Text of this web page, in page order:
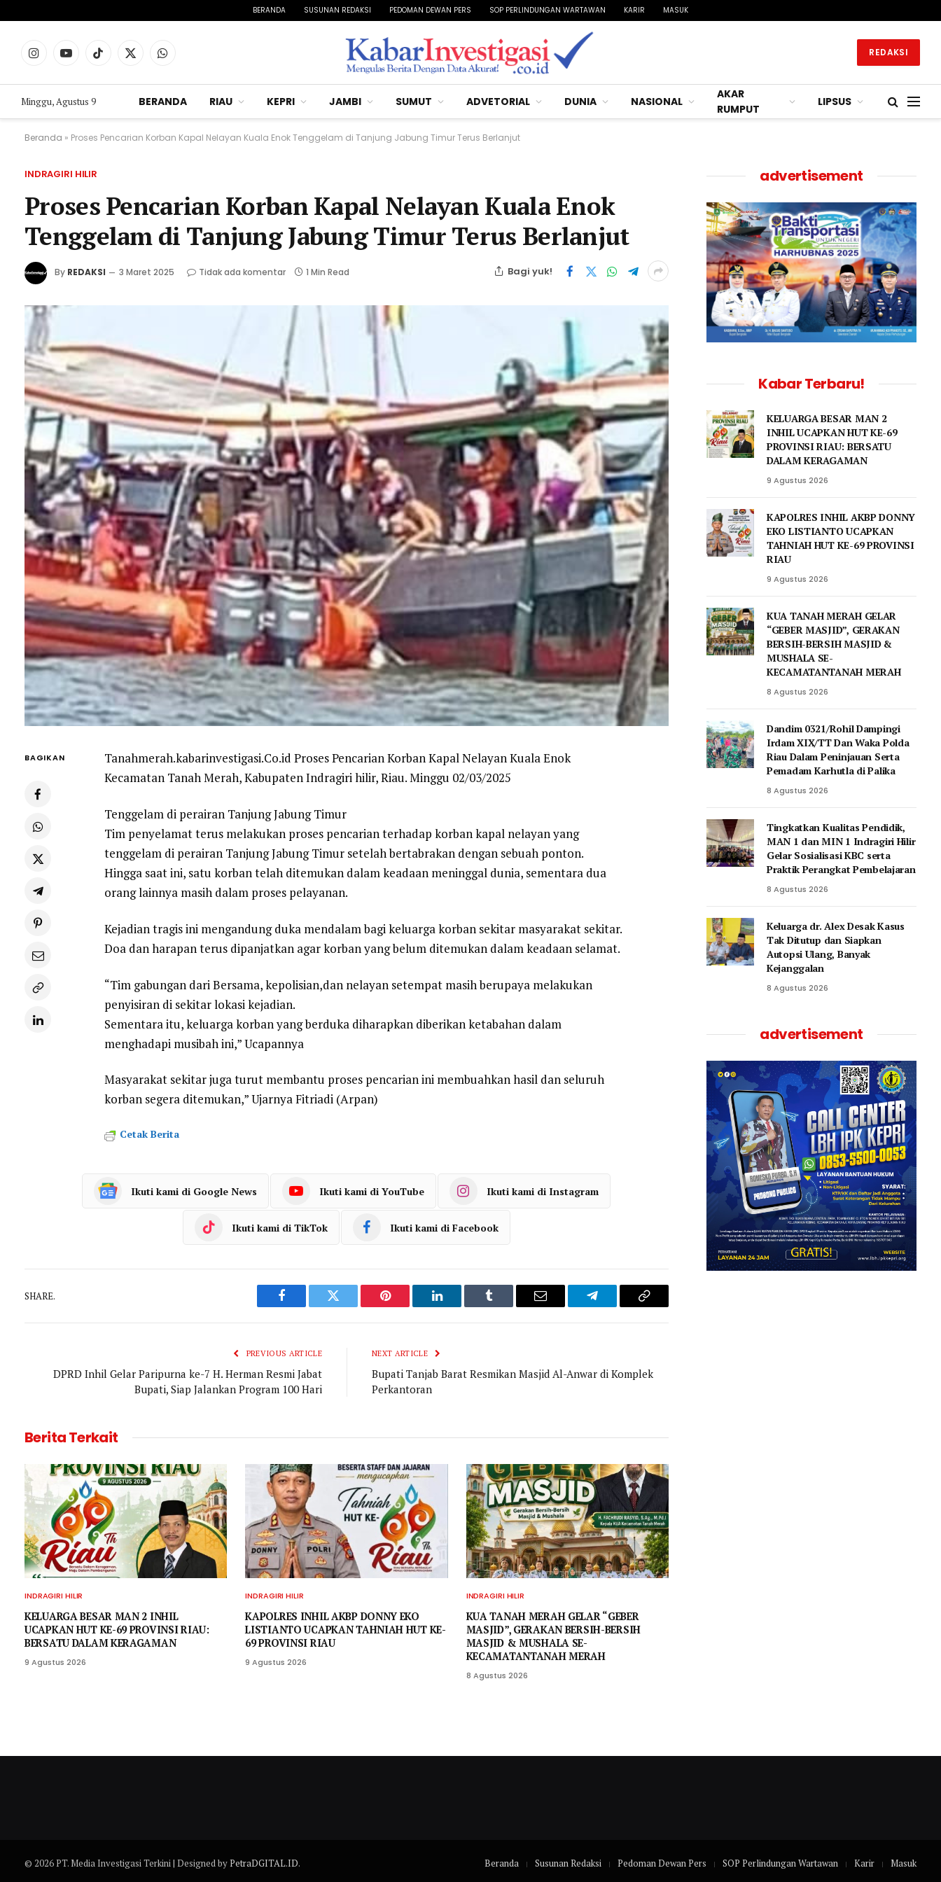
BERANDA SUSUNAN REDAKSI PEDOMAN DEWAN PERS SOP PERLINDUNGAN WARTAWAN KARIR MASUK
InstagramYouTubeTikTokX
WhatsApp REDAKSI
Minggu, Agustus 9 BERANDA RIAU KEPRI JAMBI SUMUT ADVETORIAL DUNIA NASIONAL
AKAR
RUMPUT
LIPSUS
Beranda » Proses Pencarian Korban Kapal Nelayan Kuala Enok Tenggelam di Tanjung Jabung Timur Terus Berlanjut
INDRAGIRI HILIR
Proses Pencarian Korban Kapal Nelayan Kuala Enok
Tenggelam di Tanjung Jabung Timur Terus Berlanjut
By REDAKSI 3 Maret 2025 Tidak ada komentar 1 Min Read Bagi yuk!
BAGIKAN
Tanahmerah.kabarinvestigasi.Co.id Proses Pencarian Korban Kapal Nelayan Kuala Enok
Kecamatan Tanah Merah, Kabupaten Indragiri hilir, Riau. Minggu 02/03/2025
Tenggelam di perairan Tanjung Jabung Timur
Tim penyelamat terus melakukan proses pencarian terhadap korban kapal nelayan yang
tenggelam di perairan Tanjung Jabung Timur setelah bertabrakan dengan sebuah ponton.
Hingga saat ini, satu korban telah ditemukan dalam keadaan meninggal dunia, sementara dua
orang lainnya masih dalam proses pelayanan.
Kejadian tragis ini mengandung duka mendalam bagi keluarga korban sekitar masyarakat sekitar.
Doa dan harapan terus dipanjatkan agar korban yang belum ditemukan dalam keadaan selamat.
“Tim gabungan dari Bersama, kepolisian,dan nelayan setempat masih berupaya melakukan
penyisiran di sekitar lokasi kejadian.
Sementara itu, keluarga korban yang berduka diharapkan diberikan ketabahan dalam
menghadapi musibah ini,” Ucapannya
Masyarakat sekitar juga turut membantu proses pencarian ini membuahkan hasil dan seluruh
korban segera ditemukan,” Ujarnya Fitriadi (Arpan)
Cetak Berita
Ikuti kami di Google News Ikuti kami di YouTube Ikuti kami di Instagram
Ikuti kami di TikTok Ikuti kami di Facebook
SHARE.
Facebook Twitter Pinterest LinkedIn Tumblr Email Telegram Copy
PREVIOUS ARTICLE
DPRD Inhil Gelar Paripurna ke-7 H. Herman Resmi Jabat
Bupati, Siap Jalankan Program 100 Hari
NEXT ARTICLE
Bupati Tanjab Barat Resmikan Masjid Al-Anwar di Komplek
Perkantoran
Berita Terkait
INDRAGIRI HILIR
KELUARGA BESAR MAN 2 INHIL
UCAPKAN HUT KE-69 PROVINSI RIAU:
BERSATU DALAM KERAGAMAN
9 Agustus 2026
INDRAGIRI HILIR
KAPOLRES INHIL AKBP DONNY EKO
LISTIANTO UCAPKAN TAHNIAH HUT KE-
69 PROVINSI RIAU
9 Agustus 2026
INDRAGIRI HILIR
KUA TANAH MERAH GELAR “GEBER
MASJID”, GERAKAN BERSIH-BERSIH
MASJID & MUSHALA SE-
KECAMATANTANAH MERAH
8 Agustus 2026
advertisement
Kabar Terbaru!
KELUARGA BESAR MAN 2
INHIL UCAPKAN HUT KE-69
PROVINSI RIAU: BERSATU
DALAM KERAGAMAN
9 Agustus 2026
KAPOLRES INHIL AKBP DONNY
EKO LISTIANTO UCAPKAN
TAHNIAH HUT KE-69 PROVINSI
RIAU
9 Agustus 2026
KUA TANAH MERAH GELAR
“GEBER MASJID”, GERAKAN
BERSIH-BERSIH MASJID &
MUSHALA SE-
KECAMATANTANAH MERAH
8 Agustus 2026
Dandim 0321/Rohil Dampingi
Irdam XIX/TT Dan Waka Polda
Riau Dalam Peninjauan Serta
Pemadam Karhutla di Palika
8 Agustus 2026
Tingkatkan Kualitas Pendidik,
MAN 1 dan MIN 1 Indragiri Hilir
Gelar Sosialisasi KBC serta
Praktik Perangkat Pembelajaran
8 Agustus 2026
Keluarga dr. Alex Desak Kasus
Tak Ditutup dan Siapkan
Autopsi Ulang, Banyak
Kejanggalan
8 Agustus 2026
advertisement
© 2026 PT. Media Investigasi Terkini | Designed byPetraDGITAL.ID. Beranda Susunan Redaksi Pedoman Dewan Pers SOP Perlindungan Wartawan Karir Masuk